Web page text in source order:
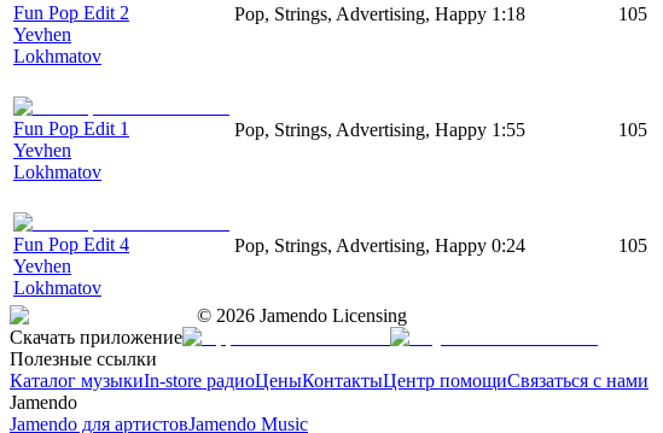
Fun Pop Edit 2
Yevhen
Lokhmatov
Pop, Strings, Advertising, Happy 1:18 105
Fun Pop Edit 1
Yevhen
Lokhmatov
Pop, Strings, Advertising, Happy 1:55 105
Fun Pop Edit 4
Yevhen
Lokhmatov
Pop, Strings, Advertising, Happy 0:24 105
© 2026 Jamendo Licensing
Скачать приложение
Полезные ссылки
Каталог музыкиIn-store радиоЦеныКонтактыЦентр помощиСвязаться с нами
Jamendo
Jamendo для артистовJamendo Music